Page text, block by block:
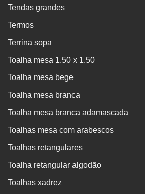
Tendas grandes
Termos
Terrina sopa
Toalha mesa 1.50 x 1.50
Toalha mesa bege
Toalha mesa branca
Toalha mesa branca adamascada
Toalhas mesa com arabescos
Toalhas retangulares
Toalha retangular algodão
Toalhas xadrez